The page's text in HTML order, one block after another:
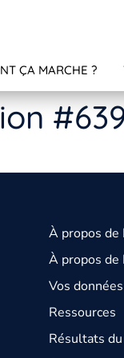
ÇA MARCHE ?
À propos de
À propos de
Vos
Ressources
Résultats